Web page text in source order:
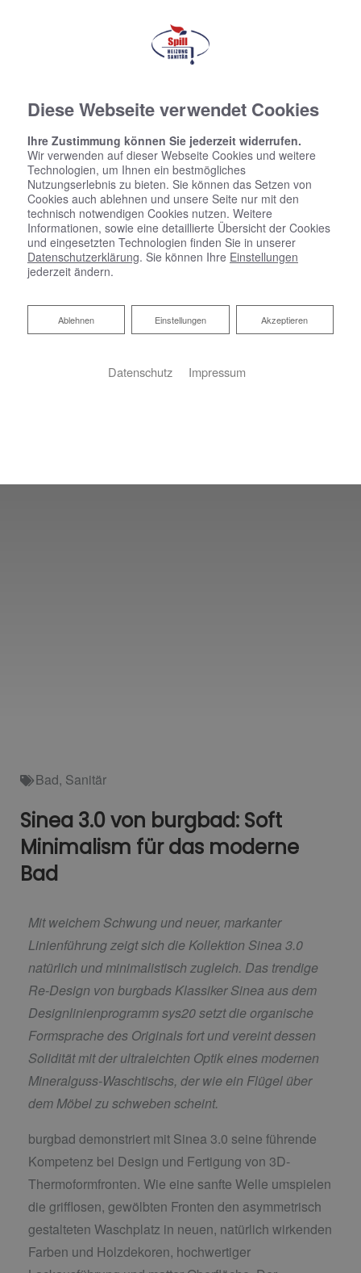
Bad, Sanitär
Sinea 3.0 von burgbad: Soft
Minimalism für das moderne
Bad
Mit weichem Schwung und neuer, markanter
Linienführung zeigt sich die Kollektion Sinea 3.0
natürlich und minimalistisch zugleich. Das trendige
Re-Design von burgbads Klassiker Sinea aus dem
Designlinienprogramm sys20 setzt die organische
Formsprache des Originals fort und vereint dessen
Solidität mit der ultraleichten Optik eines modernen
Mineralguss-Waschtischs, der wie ein Flügel über
dem Möbel zu schweben scheint.
burgbad demonstriert mit Sinea 3.0 seine führende
Kompetenz bei Design und Fertigung von 3D-
Thermoformfronten. Wie eine sanfte Welle umspielen
die grifflosen, gewölbten Fronten den asymmetrisch
gestalteten Waschplatz in neuen, natürlich wirkenden
Farben und Holzdekoren, hochwertiger
Diese Webseite verwendet Cookies
Ihre Zustimmung können Sie jederzeit widerrufen.
Wir verwenden auf dieser Webseite Cookies und weitere
Technologien, um Ihnen ein bestmögliches
Nutzungserlebnis zu bieten. Sie können das Setzen von
Cookies auch ablehnen und unsere Seite nur mit den
technisch notwendigen Cookies nutzen. Weitere
Informationen, sowie eine detaillierte Übersicht der Cookies
und eingesetzten Technologien finden Sie in unserer
Datenschutzerklärung. Sie können Ihre Einstellungen
jederzeit ändern.
Akzeptieren
Einstellungen
Ablehnen
Ablehnen
Datenschutz Impressum